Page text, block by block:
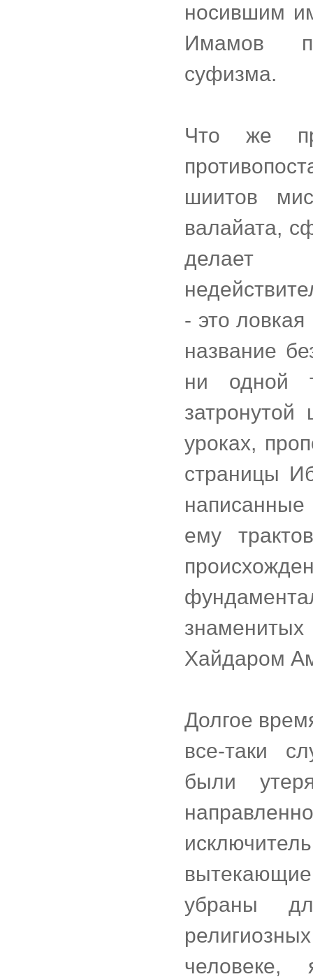
носившим
Имамов
суфизма.
Что же
шиитов
валайата,
делает
- это
название
ни одной
уроках,
страницы
ему
Хайдаром
Долгое
все-таки
были
убраны